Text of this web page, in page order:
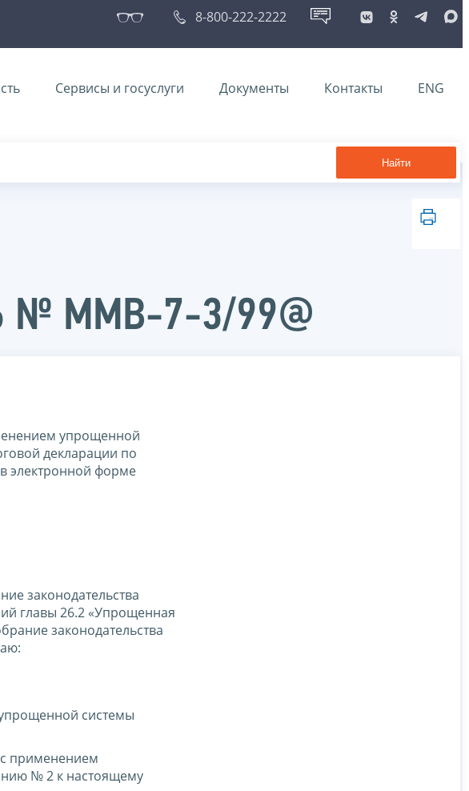
8-800-222-2222
Сервисы и госуслуги Документы Контакты ENG
Найти
№ ММВ-7-3/99@
упрощенной
декларации по
электронной форме
законодательства
главы 26.2 «Упрощенная
законодательства
системы
применением
№ 2 к настоящему